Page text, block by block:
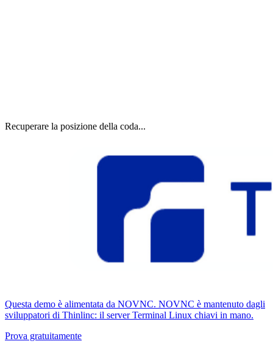
Recuperare la posizione della coda...
Questa demo è alimentata da NOVNC. NOVNC è mantenuto dagli
sviluppatori di Thinlinc: il server Terminal Linux chiavi in ​​mano.
Prova gratuitamente